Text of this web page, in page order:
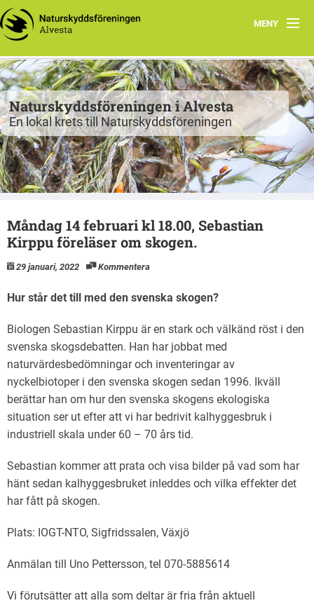
MENY
Program
Grupper
Projekt
Natur att besöka
Fiskgjusen
Naturskyddsföreningen i Alvesta
En lokal krets till Naturskyddsföreningen
Måndag 14 februari kl 18.00, Sebastian
Kirppu föreläser om skogen.
29 januari, 2022 Kommentera
Hur står det till med den svenska skogen?
Biologen Sebastian Kirppu är en stark och välkänd röst i den
svenska skogsdebatten. Han har jobbat med
naturvärdesbedömningar och inventeringar av
nyckelbiotoper i den svenska skogen sedan 1996. Ikväll
berättar han om hur den svenska skogens ekologiska
situation ser ut efter att vi har bedrivit kalhyggesbruk i
industriell skala under 60 – 70 års tid.
Sebastian kommer att prata och visa bilder på vad som har
hänt sedan kalhyggesbruket inleddes och vilka effekter det
har fått på skogen.
Plats: IOGT-NTO, Sigfridssalen, Växjö
Anmälan till Uno Pettersson, tel 070-5885614
Vi förutsätter att alla som deltar är fria från aktuell